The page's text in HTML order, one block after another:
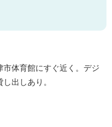
体育館にすぐ近く。デジ
出しあり。